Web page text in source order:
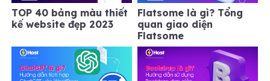
TOP 40 bảng màu thiết
kế website đẹp 2023
Flatsome là gì? Tổng
quan giao diện
Flatsome